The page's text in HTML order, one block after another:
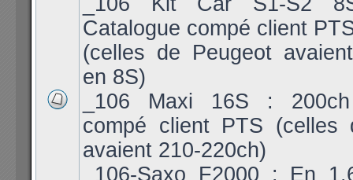
Catalogue compé client
(celles de Peugeot
en 8S)
_106 Maxi 16S :
compé client PTS (celles
avaient 210-220ch)
_106-Saxo F2000 : En